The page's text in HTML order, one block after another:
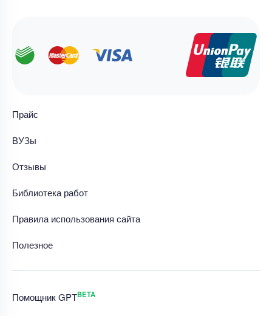
Прайс
ВУЗы
Отзывы
Библиотека работ
Правила использования сайта
Полезное
Помощник GPTBETA